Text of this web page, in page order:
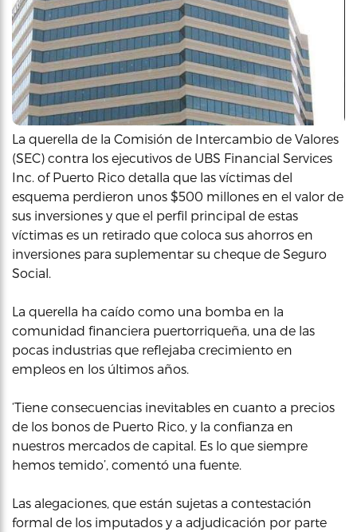
La querella de la Comisión de Intercambio de Valores
(SEC) contra los ejecutivos de UBS Financial Services
Inc. of Puerto Rico detalla que las víctimas del
esquema perdieron unos $500 millones en el valor de
sus inversiones y que el perfil principal de estas
víctimas es un retirado que coloca sus ahorros en
inversiones para suplementar su cheque de Seguro
Social.
La querella ha caído como una bomba en la
comunidad financiera puertorriqueña, una de las
pocas industrias que reflejaba crecimiento en
empleos en los últimos años.
‘Tiene consecuencias inevitables en cuanto a precios
de los bonos de Puerto Rico, y la confianza en
nuestros mercados de capital. Es lo que siempre
hemos temido’, comentó una fuente.
Las alegaciones, que están sujetas a contestación
formal de los imputados y a adjudicación por parte